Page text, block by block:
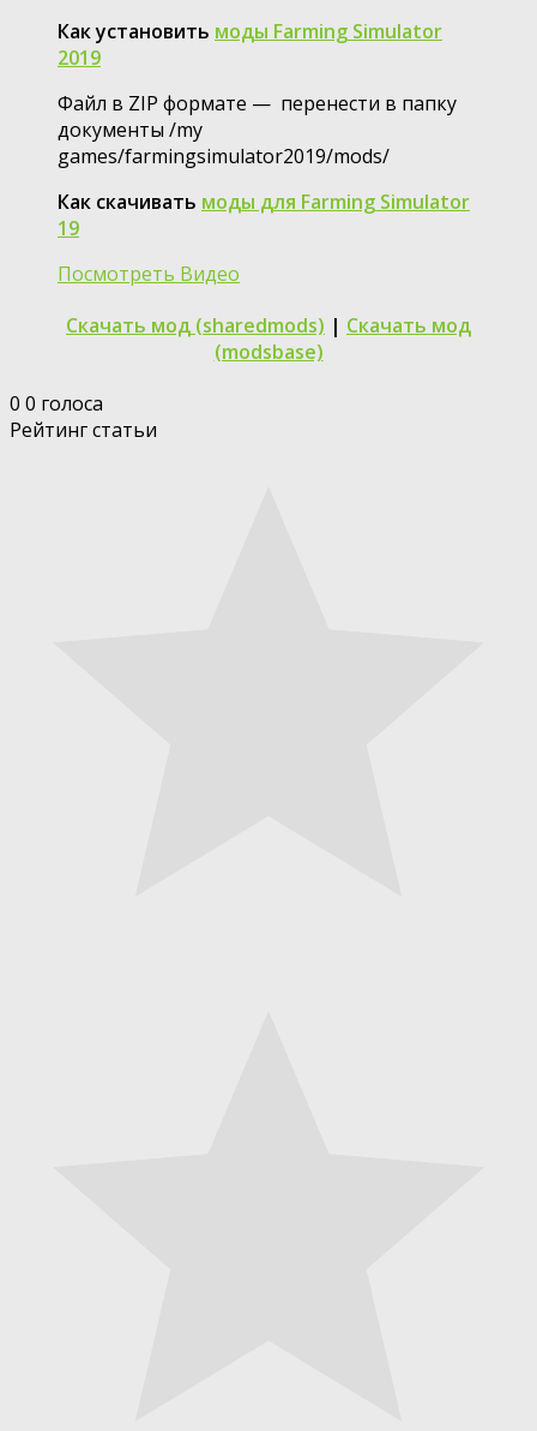
Как установить моды Farming Simulator
2019
Файл в ZIP формате — перенести в папку
документы /my
games/farmingsimulator2019/mods/
Как скачивать моды для Farming Simulator
19
Посмотреть Видео
Скачать мод (sharedmods) | Скачать мод
(modsbase)
0 0 голоса
Рейтинг статьи